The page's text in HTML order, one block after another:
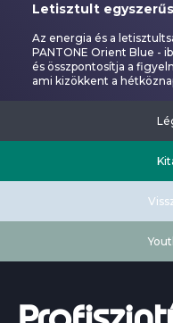
Letisztult
Az energia és a
PANTONE Orient Blue -
és összpontosítja a
ami kizökkent a